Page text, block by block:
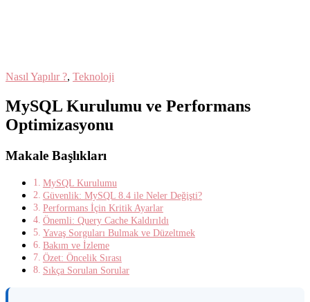
Nasıl Yapılır ?, Teknoloji
MySQL Kurulumu ve Performans
Optimizasyonu
Makale Başlıkları
MySQL Kurulumu
Güvenlik: MySQL 8.4 ile Neler Değişti?
Performans İçin Kritik Ayarlar
Önemli: Query Cache Kaldırıldı
Yavaş Sorguları Bulmak ve Düzeltmek
Bakım ve İzleme
Özet: Öncelik Sırası
Sıkça Sorulan Sorular